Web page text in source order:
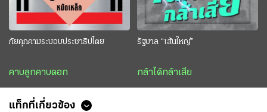
ภัยคุกคามระบอบประชาธิปไตย
คาบลูกคาบดอก
รัฐบาล “เส้นใหญ่”
กล้าได้กล้าเสีย
แท็กที่เกี่ยวข้อง